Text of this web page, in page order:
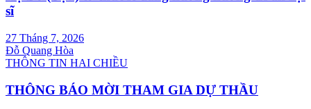
sĩ
27 Tháng 7, 2026
Đỗ Quang Hòa
THÔNG TIN HAI CHIỀU
THÔNG BÁO MỜI THAM GIA DỰ THẦU